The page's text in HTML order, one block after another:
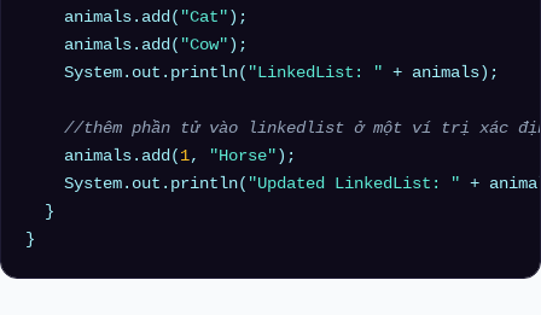
    animals.add(
"Cat" );
    animals.add(
"Cow" );
    System.out.println(
"LinkedList: " + animals);
//thêm phần tử vào linkedlist ở một ví trị xác
    animals.add(
1, "Horse" );
    System.out.println(
"Updated LinkedList: " +
  }